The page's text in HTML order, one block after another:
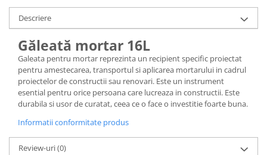
Accesorii termoizolații
Finisaje
Sisteme gips carton
Plăci gips-carton
Profile gips carton
Benzi gips-carton
Finisaje interioare
Adezivi, tinci, șape
Descriere
Găleată mortar 16L
Galeata pentru mortar reprezinta un recipient specific proiectat
pentru amestecarea, transportul si aplicarea mortarului in cadrul
proiectelor de constructii sau renovari. Este un instrument
esential pentru orice persoana care lucreaza in constructii. Este
durabila si usor de curatat, ceea ce o face o investitie foarte buna.
Informatii conformitate produs
Review-uri(0)